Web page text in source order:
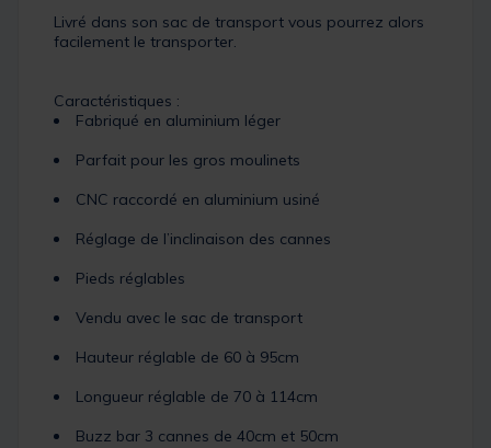
Livré dans son sac de transport vous pourrez alors
facilement le transporter.
Caractéristiques :
Fabriqué en aluminium léger
Parfait pour les gros moulinets
CNC raccordé en aluminium usiné
Réglage de l’inclinaison des cannes
Pieds réglables
Vendu avec le sac de transport
Hauteur réglable de 60 à 95cm
Longueur réglable de 70 à 114cm
Buzz bar 3 cannes de 40cm et 50cm